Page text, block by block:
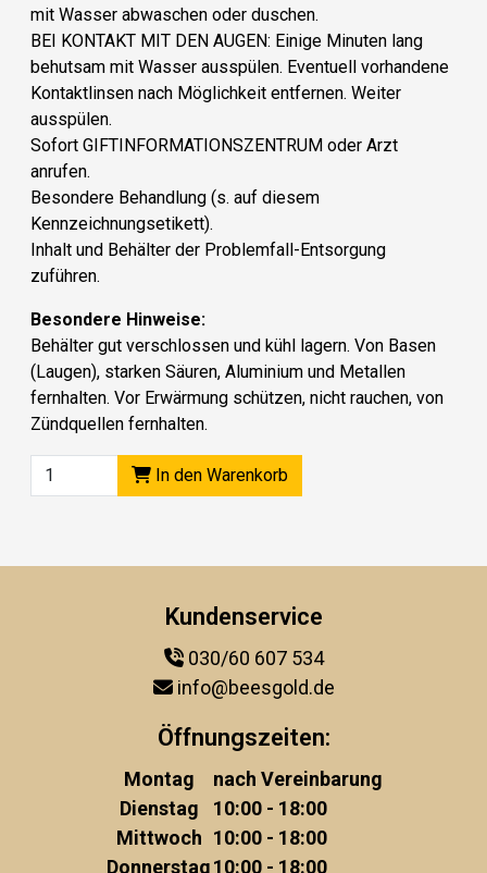
mit Wasser abwaschen oder duschen.
BEI KONTAKT MIT DEN AUGEN: Einige Minuten lang
behutsam mit Wasser ausspülen. Eventuell vorhandene
Kontaktlinsen nach Möglichkeit entfernen. Weiter
ausspülen.
Sofort GIFTINFORMATIONSZENTRUM oder Arzt
anrufen.
Besondere Behandlung (s. auf diesem
Kennzeichnungsetikett).
Inhalt und Behälter der Problemfall-Entsorgung
zuführen.
Besondere Hinweise:
Behälter gut verschlossen und kühl lagern. Von Basen
(Laugen), starken Säuren, Aluminium und Metallen
fernhalten. Vor Erwärmung schützen, nicht rauchen, von
Zündquellen fernhalten.
In den Warenkorb
Kundenservice
030/60 607 534
info@beesgold.de
Öffnungszeiten:
Montag
nach Vereinbarung
Dienstag
10:00 - 18:00
Mittwoch 10:00 - 18:00
Donnerstag10:00 - 18:00